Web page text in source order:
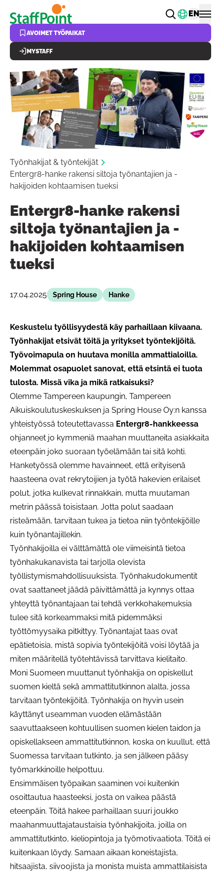
Hyppää pääsisältöön Vaihda
EN
AVOIMET TYÖPAIKAT
MYSTAFF
Työnhakijat & työntekijät
Entergr8-hanke rakensi siltoja työnantajien ja -
hakijoiden kohtaamisen tueksi
Entergr8-hanke rakensi
siltoja työnantajien ja -
hakijoiden kohtaamisen
tueksi
17.04.2025 Spring House Hanke
Keskustelu työllisyydestä käy parhaillaan kiivaana.
Työnhakijat etsivät töitä ja yritykset työntekijöitä.
Työvoimapula on huutava monilla ammattialoilla.
Molemmat osapuolet sanovat, että etsintä ei tuota
tulosta. Missä vika ja mikä ratkaisuksi?
Olemme Tampereen kaupungin, Tampereen
Aikuiskoulutuskeskuksen ja Spring House Oy:n kanssa
yhteistyössä toteutettavassa Entergr8-hankkeessa
ohjanneet jo kymmeniä maahan muuttaneita asiakkaita
eteenpäin joko suoraan työelämään tai sitä kohti.
Hanketyössä olemme havainneet, että erityisenä
haasteena ovat rekrytoijien ja työtä hakevien erilaiset
polut, jotka kulkevat rinnakkain, mutta muutaman
metrin päässä toisistaan. Jotta polut saadaan
risteämään, tarvitaan tukea ja tietoa niin työntekijöille
kuin työnantajillekin.
Työnhakijoilla ei välttämättä ole viimeisintä tietoa
työnhakukanavista tai tarjolla olevista
työllistymismahdollisuuksista. Työnhakudokumentit
ovat saattaneet jäädä päivittämättä ja kynnys ottaa
yhteyttä työnantajaan tai tehdä verkkohakemuksia
tulee sitä korkeammaksi mitä pidemmäksi
työttömyysaika pitkittyy. Työnantajat taas ovat
epätietoisia, mistä sopivia työntekijöitä voisi löytää ja
miten määritellä työtehtävissä tarvittava kielitaito.
Moni Suomeen muuttanut työnhakija on opiskellut
suomen kieltä sekä ammattitutkinnon alalta, jossa
tarvitaan työntekijöitä. Työnhakija on hyvin usein
käyttänyt useamman vuoden elämästään
saavuttaakseen kohtuullisen suomen kielen taidon ja
opiskellakseen ammattitutkinnon, koska on kuullut, että
Suomessa tarvitaan tutkinto, ja sen jälkeen pääsy
työmarkkinoille helpottuu.
Ensimmäisen työpaikan saaminen voi kuitenkin
osoittautua haasteeksi, josta on vaikea päästä
eteenpäin. Töitä hakee parhaillaan suuri joukko
maahanmuuttajataustaisia työnhakijoita, joilla on
ammattitutkinto, kieliopintoja ja työmotivaatiota. Töitä ei
kuitenkaan löydy. Samaan aikaan koneistajista,
hitsaajista, siivoojista ja monista muista ammattilaisista